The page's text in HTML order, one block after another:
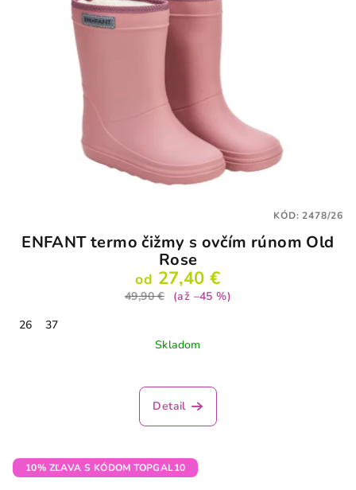
ENFANT termo čižmy s ovčím rúnom Old
Rose
od 27,40 €
49,90 €
(až –45 %)
26
37
Skladom
hodnotenie
produktu
5
hviezdičiek.
Detail
KÓD:2478/26
10% ZĽAVA S KÓDOM TOPGAL10